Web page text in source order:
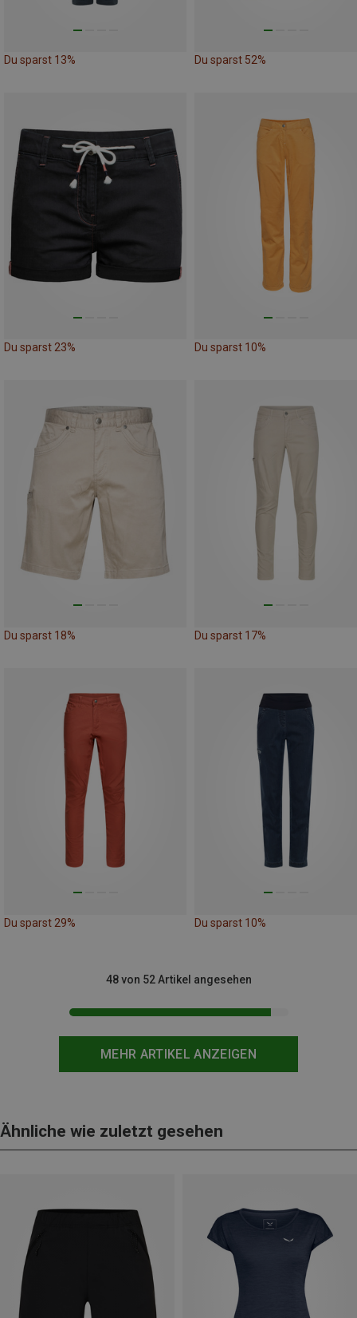
Du sparst 13% Du sparst 52%
Du sparst 23% Du sparst 10%
Du sparst 18% Du sparst 17%
Du sparst 29% Du sparst 10%
MEHR ARTIKEL ANZEIGEN
48 von 52 Artikel angesehen
Ähnliche wie zuletzt gesehen